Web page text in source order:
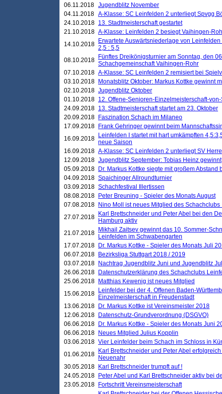
06.11.2018 Jugendblitz November
04.11.2018 A-Klasse: SC Leinfelden 2 unterliegt Spvgg
24.10.2018 13. Stadtmeisterschaft gestartet
21.10.2018 A-Klasse: Leinfelden 2 besiegt Vaihingen-
14.10.2018
Erwartete Auswärtsniederlage von
2,5 : 5,5
08.10.2018
Fünftes Dreikönigsturnier am Sonntag, den
Schachgemeinschaft Vaihingen-Rohr
07.10.2018 A-Klasse: SC Leinfelden 2 remisiert bei
03.10.2018
Monatsblitz Oktober: Markus Kottke gewinnt
02.10.2018 Jugendblitz Oktober
01.10.2018 12. Offene-Senioren-Einzelmeisterschaft-
24.09.2018 13. Stadtmeisterschaft startet am 23. Oktober
20.09.2018
Faszination Schach im Milaneo
17.09.2018
Frank Gehringer gewinnt beim
16.09.2018
Leinfelden I startet mit hart umkämpften
neue Saison
16.09.2018 A-Klasse: SC Leinfelden 2 unterliegt SV
12.09.2018 Jugendblitz September: Tobias Heinz gewinnt
05.09.2018
Dr. Markus Kottke siegte mit großem
04.09.2018 Spaichinger Allroundturnier
03.09.2018 Schachfestival Illertissen
08.08.2018
Peter Breuning - Spieler des Monats August
07.08.2018
Nino Moll ist neues Mitglied des
27.07.2018
Karl Brettschneider und Peter Abel bei den
Hamburg aktiv
21.07.2018
Mikhail Zaitsev gewinnt das 10. Sommer-
Leinfelden im Schwabengarten
17.07.2018
Dr. Markus Kottke - Spieler des Monats Juli
06.07.2018
Bezirksliga Stuttgart 2018 / 2019
03.07.2018
Nachtrag Jugendblitz Juni und Jugendblitz
26.06.2018
Datenschutzerklärung des Schachclubs
25.06.2018
Matthias Kewenig ist neues Mitglied
15.06.2018
Leinfelder bei der 4. Offenen Baden-
Einzelmeisterschaft in Freudenstadt
13.06.2018
Dr. Markus Kottke ist Vereinsmeister 2018
12.06.2018
Datenschutz-Grundverordnung (DSGVO)
06.06.2018
Dr. Markus Kottke - Spieler des Monats Juni
06.06.2018
Neues Mitglied Julius Kopplin
03.06.2018 Vier Leinfelder beim Schach im Schloss in
01.06.2018
Karl Brettschneider und Peter Abel
Neuenahr
30.05.2018
Karl Brettschneider trumpft auf !
24.05.2018
Peter Abel und Karl Brettschneider aktiv bei
23.05.2018
Fortschritt Vereinsmeisterschaft